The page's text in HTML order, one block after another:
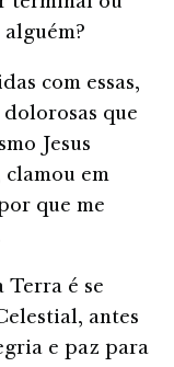
com essas,
que
Jesus
em
que me
é se
antes
e paz para